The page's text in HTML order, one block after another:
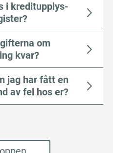
i kredit­upp­lys­
om
kvar?
jag har fått en
av fel hos er?